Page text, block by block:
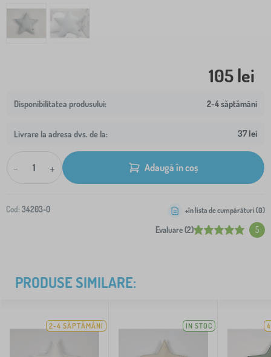
105 lei
2-4 săptămâni
Livrare la adresa dvs. de la: 37 lei
- + Adaugă în coș
Cod: 34203-0
Evaluare (2) 5
+în lista de cumpărături (0)
PRODUSE SIMILARE:
2-4 SĂPTĂMÂNI IN STOC